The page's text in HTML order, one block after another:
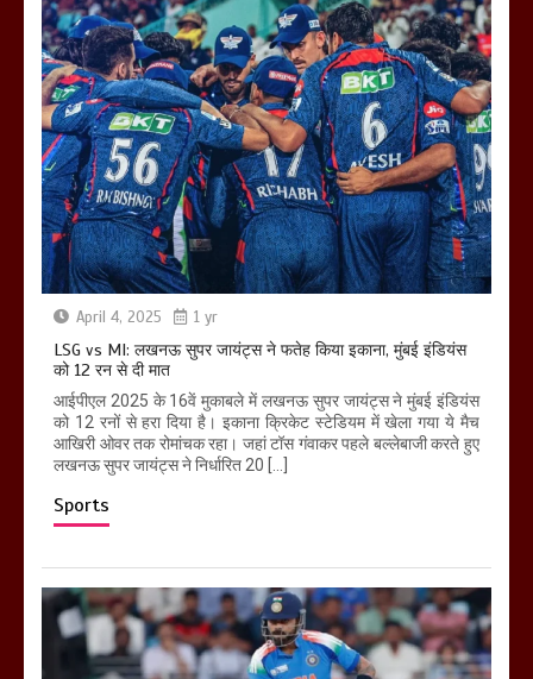
April 4, 2025 1 yr
LSG vs MI: लखनऊ सुपर जायंट्स ने फतेह किया इकाना, मुंबई इंडियंस
को 12 रन से दी मात
आईपीएल 2025 के 16वें मुकाबले में लखनऊ सुपर जायंट्स ने मुंबई इंडियंस
को 12 रनों से हरा दिया है। इकाना क्रिकेट स्टेडियम में खेला गया ये मैच
आखिरी ओवर तक रोमांचक रहा। जहां टॉस गंवाकर पहले बल्लेबाजी करते हुए
लखनऊ सुपर जायंट्स ने निर्धारित 20 […]
Sports